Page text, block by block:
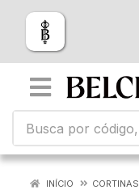
INÍCIO CORTINAS